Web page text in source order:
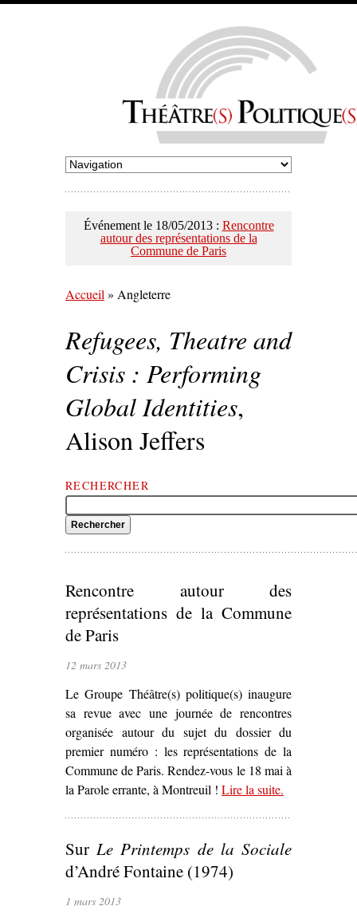
Événement le 18/05/2013 : Rencontre
autour des représentations de la
Commune de Paris
Accueil » Angleterre
Refugees, Theatre and
Crisis : Performing
Global Identities,
Alison Jeffers
RECHERCHER
Rencontre autour des
représentations de la Commune
de Paris
12 mars 2013
Le Groupe Théâtre(s) politique(s) inaugure
sa revue avec une journée de rencontres
organisée autour du sujet du dossier du
premier numéro : les représentations de la
Commune de Paris. Rendez-vous le 18 mai à
la Parole errante, à Montreuil ! Lire la suite– ‘Rencontre
de la
.
SurLe Printemps de la Sociale
d’André Fontaine (1974)
1 mars 2013